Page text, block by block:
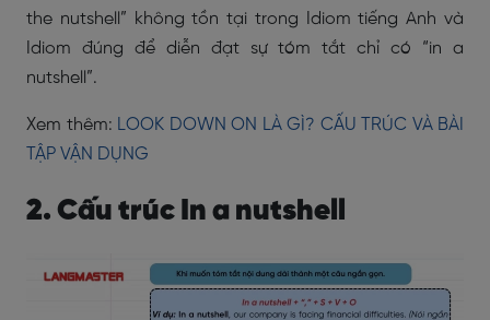
the nutshell” không tồn tại trong Idiom tiếng Anh và
Idiom đúng để diễn đạt sự tóm tắt chỉ có “in a
nutshell”.
Xem thêm: LOOK DOWN ON LÀ GÌ? CẤU TRÚC VÀ BÀI
TẬP VẬN DỤNG
2. Cấu trúc In a nutshell